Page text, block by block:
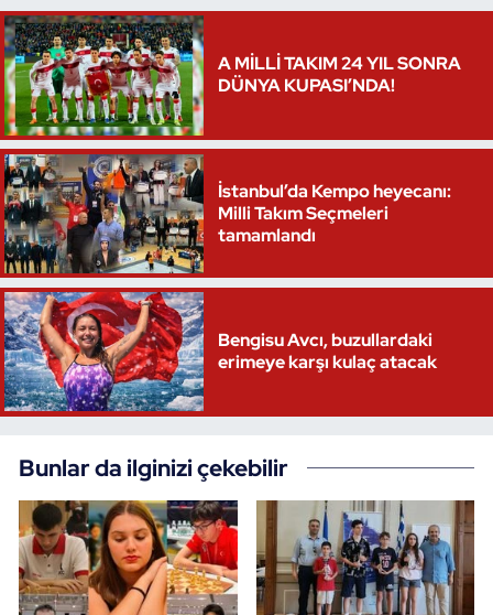
A MİLLİ TAKIM 24 YIL SONRA
DÜNYA KUPASI’NDA!
İstanbul’da Kempo heyecanı:
Milli Takım Seçmeleri
tamamlandı
Bengisu Avcı, buzullardaki
erimeye karşı kulaç atacak
Bunlar da ilginizi çekebilir